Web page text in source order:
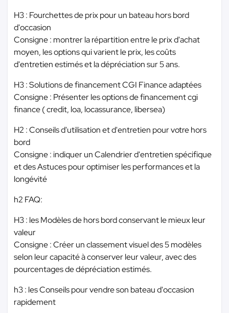
H3 : Fourchettes de prix pour un bateau hors bord
d'occasion
Consigne : montrer la répartition entre le prix d'achat
moyen, les options qui varient le prix, les coûts
d'entretien estimés et la dépréciation sur 5 ans.
H3 : Solutions de financement CGI Finance adaptées
Consigne : Présenter les options de financement cgi
finance ( credit, loa, locassurance, libersea)
H2 : Conseils d'utilisation et d'entretien pour votre hors
bord
Consigne : indiquer un Calendrier d'entretien spécifique
et des Astuces pour optimiser les performances et la
longévité
h2 FAQ:
H3 : les Modèles de hors bord conservant le mieux leur
valeur
Consigne : Créer un classement visuel des 5 modèles
selon leur capacité à conserver leur valeur, avec des
pourcentages de dépréciation estimés.
h3 : les Conseils pour vendre son bateau d'occasion
rapidement